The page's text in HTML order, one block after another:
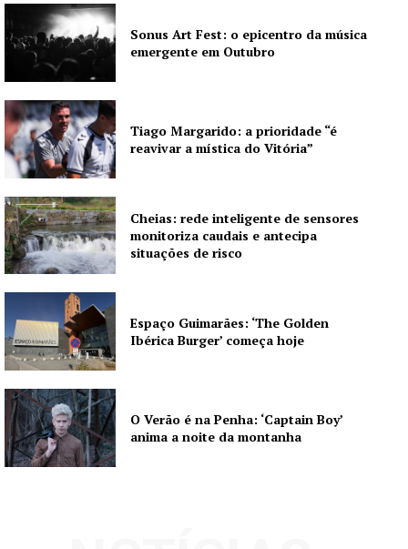
Edição Digital
Europa
Grande Entrevista
Quero ser Assinante
Sonus Art Fest: o epicentro da música
emergente em Outubro
Tiago Margarido: a prioridade “é
reavivar a mística do Vitória”
Cheias: rede inteligente de sensores
monitoriza caudais e antecipa
situações de risco
Espaço Guimarães: ‘The Golden
Ibérica Burger’ começa hoje
O Verão é na Penha: ‘Captain Boy’
anima a noite da montanha